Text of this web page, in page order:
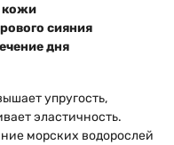
кожи
сияния
дня
упругость,
эластичность.
морских водорослей